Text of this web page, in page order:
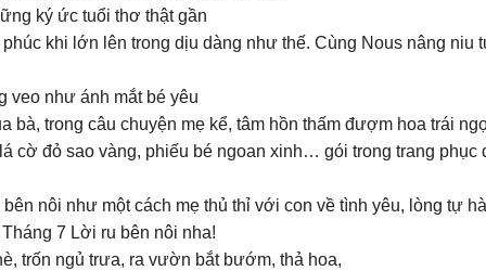
ký ức tuổi thơ thật gần
khi lớn lên trong dịu dàng như thế. Cùng Nous nâng niu
veo như ánh mắt bé yêu
bà, trong câu chuyện mẹ kể, tâm hồn thấm đượm hoa trái
cờ đỏ sao vàng, phiếu bé ngoan xinh… gói trong trang
nôi như một cách mẹ thủ thỉ với con về tình yêu, lòng tự
7 Lời ru bên nôi nha!
trốn ngủ trưa, ra vườn bắt bướm, thả hoa,